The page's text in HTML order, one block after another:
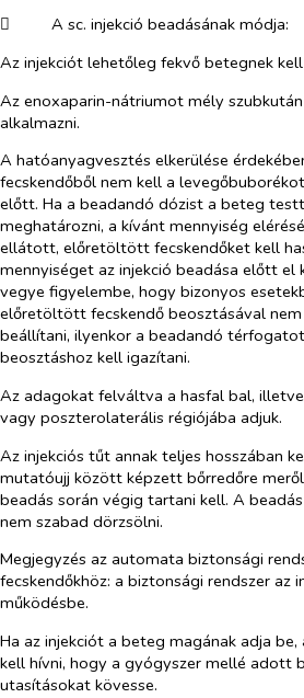
​
A sc. injekció beadásának módja:
Az injekciót lehetőleg fekvő betegnek
Az enoxaparin-nátriumot mély
alkalmazni.
A hatóanyagvesztés elkerülése
fecskendőből nem kell a
előtt. Ha a beadandó dózist a beteg
meghatározni, a kívánt mennyiség
ellátott, előretöltött fecskendőket kell
mennyiséget az injekció beadása előtt el
vegye figyelembe, hogy bizonyos
előretöltött fecskendő beosztásával
beállítani, ilyenkor a beadandó
beosztáshoz kell igazítani.
Az adagokat felváltva a hasfal bal,
vagy poszterolaterális régiójába adjuk.
Az injekciós tűt annak teljes hosszában
mutatóujj között képzett bőrredőre
beadás során végig tartani kell. A
nem szabad dörzsölni.
Megjegyzés az automata biztonsági
fecskendőkhöz: a biztonsági rendszer az
működésbe.
Ha az injekciót a beteg magának adja
kell hívni, hogy a gyógyszer mellé adott
utasításokat kövesse.